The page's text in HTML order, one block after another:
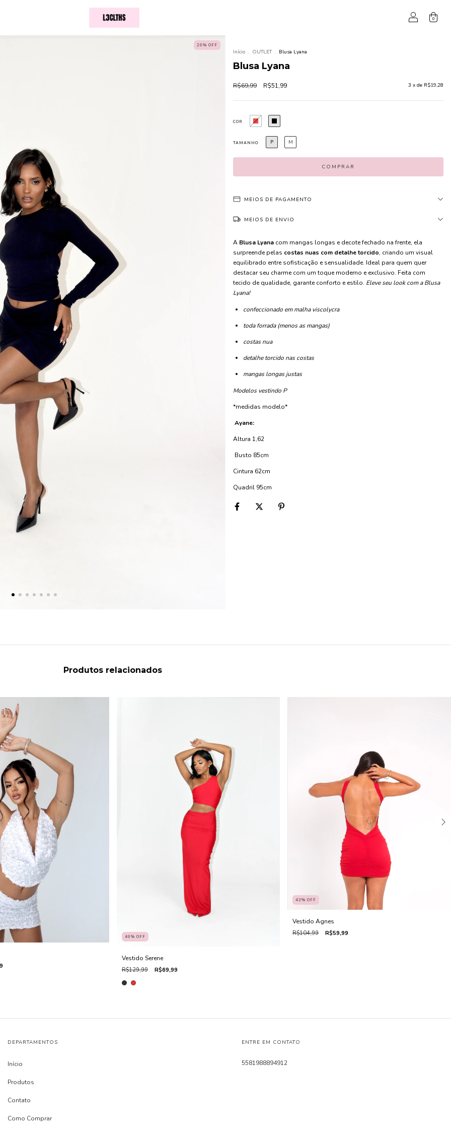
0
26% OFF
Início . OUTLET . Blusa Lyana
Blusa Lyana
R$69,99 R$51,99 3 x de R$19,28
COR
TAMANHO P M
MEIOS DE PAGAMENTO
MEIOS DE ENVIO
A Blusa Lyana com mangas longas e decote fechado na frente, ela
surpreende pelas costas nuas com detalhe torcido, criando um visual
equilibrado entre sofisticação e sensualidade. Ideal para quem quer
destacar seu charme com um toque moderno e exclusivo. Feita com
tecido de qualidade, garante conforto e estilo. Eleve seu look com a Blusa
Lyana!
confeccionado em malha viscolycra
toda forrada (menos as mangas)
costas nua
detalhe torcido nas costas
mangas longas justas
Modelos vestindo P
*medidas modelo*
Ayane:
Altura 1,62
Busto 85cm
Cintura 62cm
Quadril 95cm
Produtos relacionados
46% OFF
Vestido Serene
R$129,99 R$69,99
43%OFF
Vestido Agnes
R$104,99 R$59,99
DEPARTAMENTOS
Início
Produtos
Contato
Como Comprar
ENTRE EM CONTATO
5581988894912